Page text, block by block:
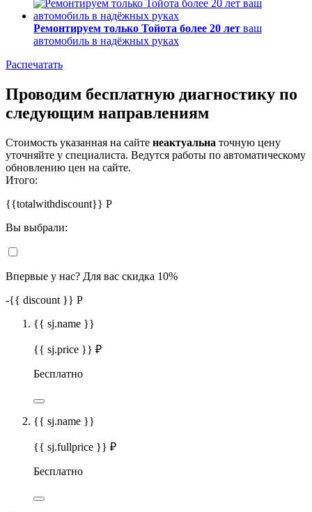
Ремонтируем только Тойота более 20 лет ваш
автомобиль в надёжных руках
Распечатать
Проводим бесплатную диагностику по
следующим направлениям
Стоимость указанная на сайте неактуальна точную цену
уточняйте у специалиста. Ведутся работы по автоматическому
обновлению цен на сайте.
Итого:
{{totalwithdiscount}} Р
Вы выбрали:
Впервые у нас? Для вас скидка 10%
-{{ discount }} Р
{{ sj.name }}
{{ sj.price }} ₽
Бесплатно
{{ sj.name }}
{{ sj.fullprice }} ₽
Бесплатно